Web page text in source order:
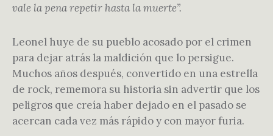
vale la pena repetir hasta la muerte”.
Leonel huye de su pueblo acosado por el crimen
para dejar atrás la maldición que lo persigue.
Muchos años después, convertido en una estrella
de rock, rememora su historia sin advertir que los
peligros que creía haber dejado en el pasado se
acercan cada vez más rápido y con mayor furia.